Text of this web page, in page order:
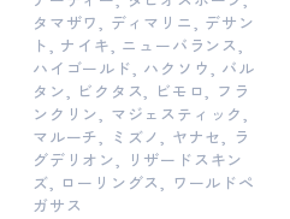
タマザワ, ディマリニ, デサン
ト, ナイキ, ニューバランス,
ハイゴールド, ハクソウ, バル
タン, ビクタス, ビモロ, フラ
ンクリン, マジェスティック,
マルーチ, ミズノ, ヤナセ, ラ
グデリオン, リザードスキン
ズ, ローリングス, ワールドペ
ガサス